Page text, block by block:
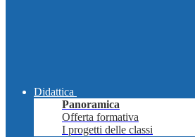
Didattica
Panoramica
Offerta formativa
I progetti delle classi